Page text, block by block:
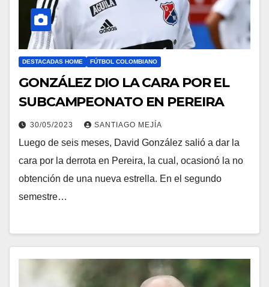
DESTACADAS HOME FÚTBOL COLOMBIANO
GONZÁLEZ DIO LA CARA POR EL
SUBCAMPEONATO EN PEREIRA
30/05/2023 SANTIAGO MEJÍA
Luego de seis meses, David González salió a dar la
cara por la derrota en Pereira, la cual, ocasionó la no
obtención de una nueva estrella. En el segundo
semestre…